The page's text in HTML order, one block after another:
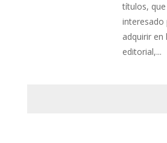
títulos, que
interesado
adquirir en
editorial,...